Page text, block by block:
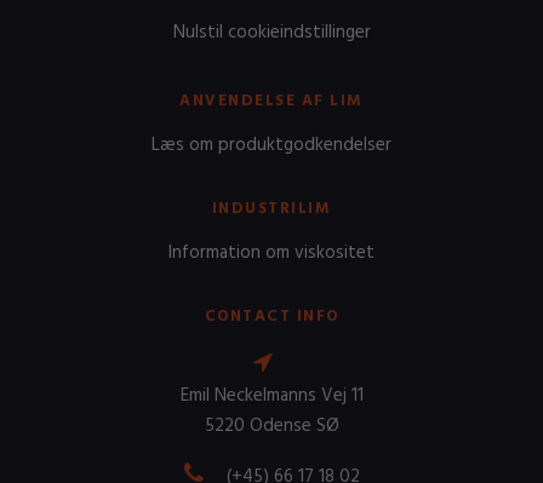
Nulstil cookieindstillinger
ANVENDELSE AF LIM
Læs om produktgodkendelser
INDUSTRILIM
Information om viskositet
CONTACT INFO
Emil Neckelmanns Vej 11
5220 Odense SØ
(+45) 66 17 18 02